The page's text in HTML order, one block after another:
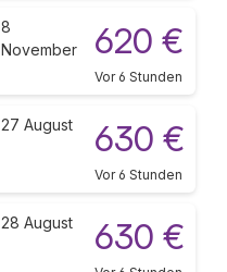
8
November
620 €
Vor 6 Stunden
27 August 630 €
Vor 6 Stunden
28 August 630 €